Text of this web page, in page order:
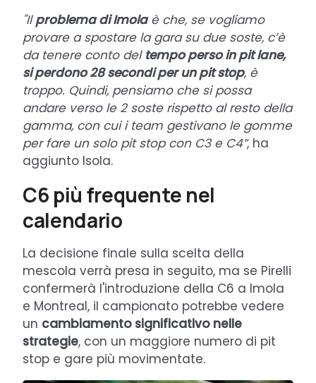
"Ilproblema di Imolaè che, se vogliamo
provare a spostare la gara su due soste, c’è
da tenere conto del tempo perso in pit lane,
si perdono 28 secondi per un pit stop, è
troppo. Quindi, pensiamo che si possa
andare verso le 2 soste rispetto al resto della
gamma, con cui i team gestivano le gomme
per fare un solo pit stop con C3 e C4”, ha
aggiunto Isola.
C6 più frequente nel
calendario
La decisione finale sulla scelta della
mescola verrà presa in seguito, ma se Pirelli
confermerà l'introduzione della C6 a Imola
e Montreal, il campionato potrebbe vedere
un cambiamento significativo nelle
strategie, con un maggiore numero di pit
stop e gare più movimentate.